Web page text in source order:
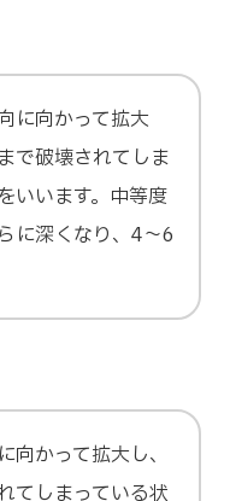
に向かって拡大
で破壊されてしま
いいます。中等度
に深くなり、4～6
かって拡大し、
てしまっている状